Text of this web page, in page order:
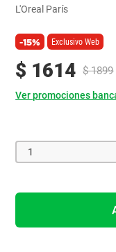
L'Oreal París
-15% Exclusivo Web
$ 1614 $ 1899
Ver promociones
1